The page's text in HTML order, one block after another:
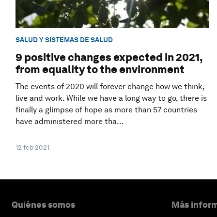
SALUD Y SISTEMAS DE SALUD
9 positive changes expected in 2021,
from equality to the environment
The events of 2020 will forever change how we think,
live and work. While we have a long way to go, there is
finally a glimpse of hope as more than 57 countries
have administered more tha...
12 feb 2021
Quiénes somos Más